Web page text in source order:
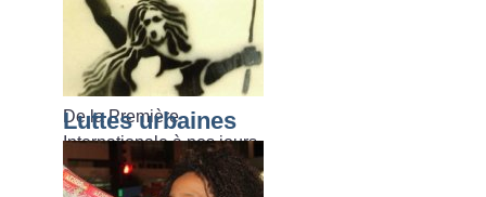
De la Première
Internationale à nos jours.
Luttes urbaines